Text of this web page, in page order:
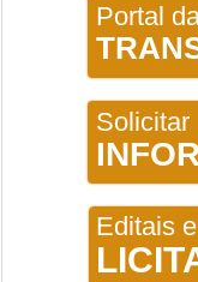
Portal
Solicitar
Editais